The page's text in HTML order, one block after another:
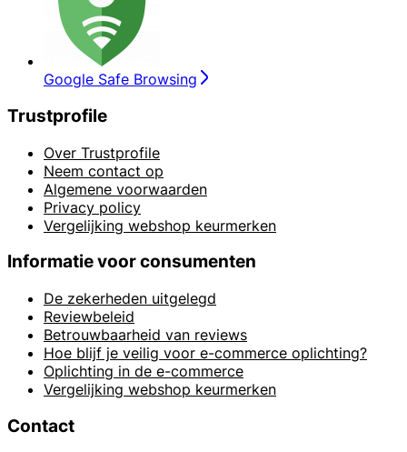
Google Safe Browsing
Trustprofile
Over Trustprofile
Neem contact op
Algemene voorwaarden
Privacy policy
Vergelijking webshop keurmerken
Informatie voor consumenten
De zekerheden uitgelegd
Reviewbeleid
Betrouwbaarheid van reviews
Hoe blijf je veilig voor e-commerce oplichting?
Oplichting in de e-commerce
Vergelijking webshop keurmerken
Contact